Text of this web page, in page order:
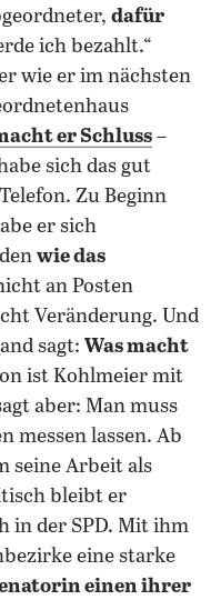
dafür
ich bezahlt.“
wie er im nächsten
er Schluss–
sich das gut
Zu Beginn
er sich
wie das
an Posten
Veränderung. Und
sagt: Was macht
ist Kohlmeier mit
aber: Man muss
messen lassen. Ab
seine Arbeit als
bleibt er
in der SPD. Mit ihm
eine starke
einen ihrer